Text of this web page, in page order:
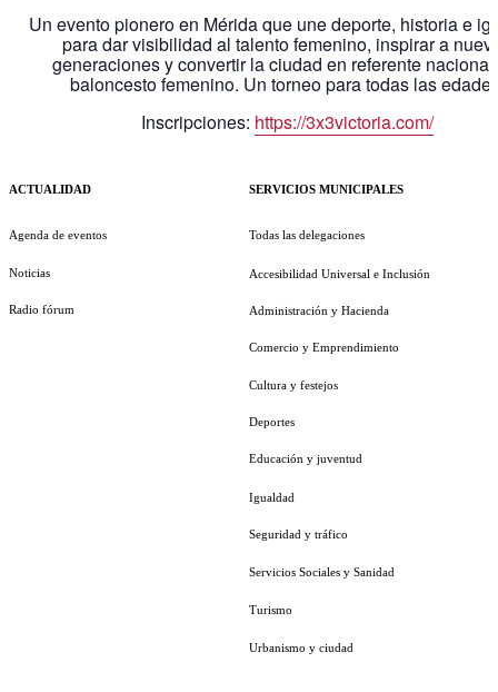
Un evento pionero en Mérida que une deporte, historia e
para dar visibilidad al talento femenino, inspirar a
generaciones y convertir la ciudad en referente
baloncesto femenino. Un torneo para todas las
Inscripciones: https://3x3victoria.com/
ACTUALIDAD
Agenda de eventos
Noticias
Radio fórum
SERVICIOS MUNICIPALES
Todas las delegaciones
Accesibilidad Universal e Inclusión
Administración y Hacienda
Comercio y Emprendimiento
Cultura y festejos
Deportes
Educación y juventud
Igualdad
Seguridad y tráfico
Servicios Sociales y Sanidad
Turismo
Urbanismo y ciudad